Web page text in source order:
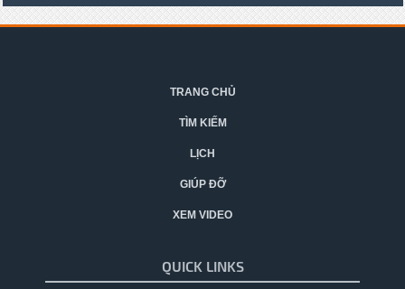
TRANG CHỦ
TÌM KIẾM
LỊCH
GIÚP ĐỠ
XEM VIDEO
QUICK LINKS